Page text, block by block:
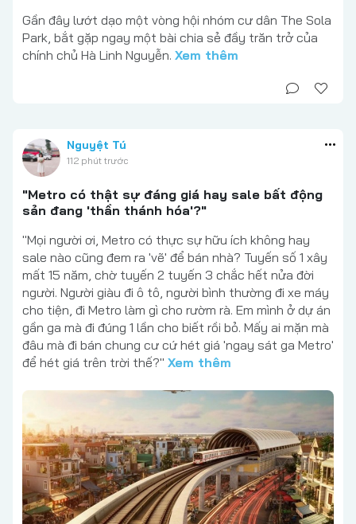
Gần đây lướt dạo một vòng hội nhóm cư dân The Sola
Park, bắt gặp ngay một bài chia sẻ đầy trăn trở của
chính chủ Hà Linh Nguyễn. Xem thêm
Nguyệt Tú
112 phút trước
"Metro có thật sự đáng giá hay sale bất động
sản đang 'thần thánh hóa'?"
"Mọi người ơi, Metro có thực sự hữu ích không hay
sale nào cũng đem ra 'vẽ' để bán nhà? Tuyến số 1 xây
mất 15 năm, chờ tuyến 2 tuyến 3 chắc hết nửa đời
người. Người giàu đi ô tô, người bình thường đi xe máy
cho tiện, đi Metro làm gì cho rườm rà. Em mình ở dự án
gần ga mà đi đúng 1 lần cho biết rồi bỏ. Mấy ai mặn mà
đâu mà đi bán chung cư cứ hét giá 'ngay sát ga Metro'
để hét giá trên trời thế?" Xem thêm